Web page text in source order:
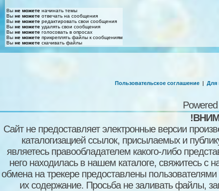
Вы не можете начинать темы
Вы не можете отвечать на сообщения
Вы не можете редактировать свои сообщения
Вы не можете удалять свои сообщения
Вы не можете голосовать в опросах
Вы не можете прикреплять файлы к сообщениям
Вы не можете скачивать файлы
Пользовательское соглашение | Для
Сайт не предоставляет электронные версии
каталогизацией ссылок, присылаемых и
являетесь правообладателем какого-либо
него находилась в нашем каталоге, свяжитесь
обмена на трекере предоставлены пользователями
их содержание. Просьба не заливать файлы,